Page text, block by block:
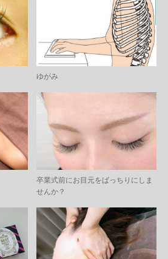
ゆがみ
卒業式前にお目元をばっちりにしま
せんか？